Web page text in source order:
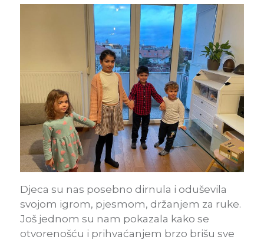
Djeca su nas posebno dirnula i oduševila
svojom igrom, pjesmom, držanjem za ruke.
Još jednom su nam pokazala kako se
otvorenošću i prihvaćanjem brzo brišu sve